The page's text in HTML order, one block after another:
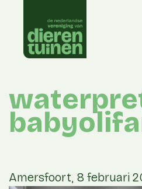
content
Amersfoort, 8 februari